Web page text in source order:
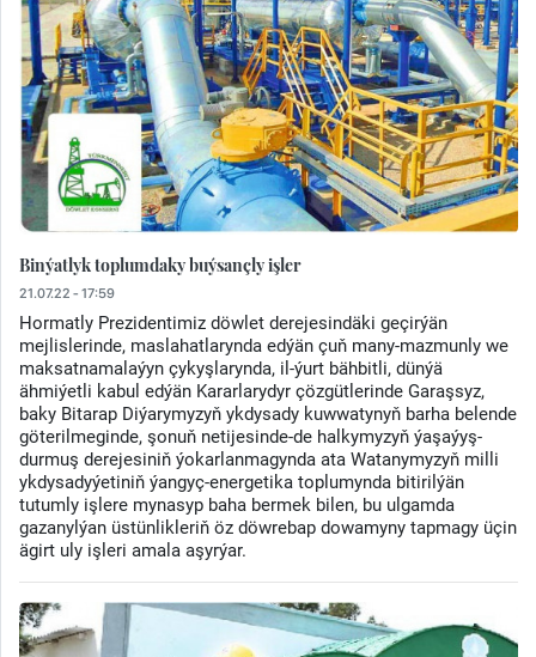
Binýatlyk toplumdaky buýsançly işler
21.07.22 - 17:59
Hormatly Prezidentimiz döwlet derejesindäki geçirýän
mejlislerinde, maslahatlarynda edýän çuň many-mazmunly we
maksatnamalaýyn çykyşlarynda, il-ýurt bähbitli, dünýä
ähmiýetli kabul edýän Kararlarydyr çözgütlerinde Garaşsyz,
baky Bitarap Diýarymyzyň ykdysady kuwwatynyň barha belende
göterilmeginde, şonuň netijesinde-de halkymyzyň ýaşaýyş-
durmuş derejesiniň ýokarlanmagynda ata Watanymyzyň milli
ykdysadyýetiniň ýangyç-energetika toplumynda bitirilýän
tutumly işlere mynasyp baha bermek bilen, bu ulgamda
gazanylýan üstünlikleriň öz döwrebap dowamyny tapmagy üçin
ägirt uly işleri amala aşyrýar.